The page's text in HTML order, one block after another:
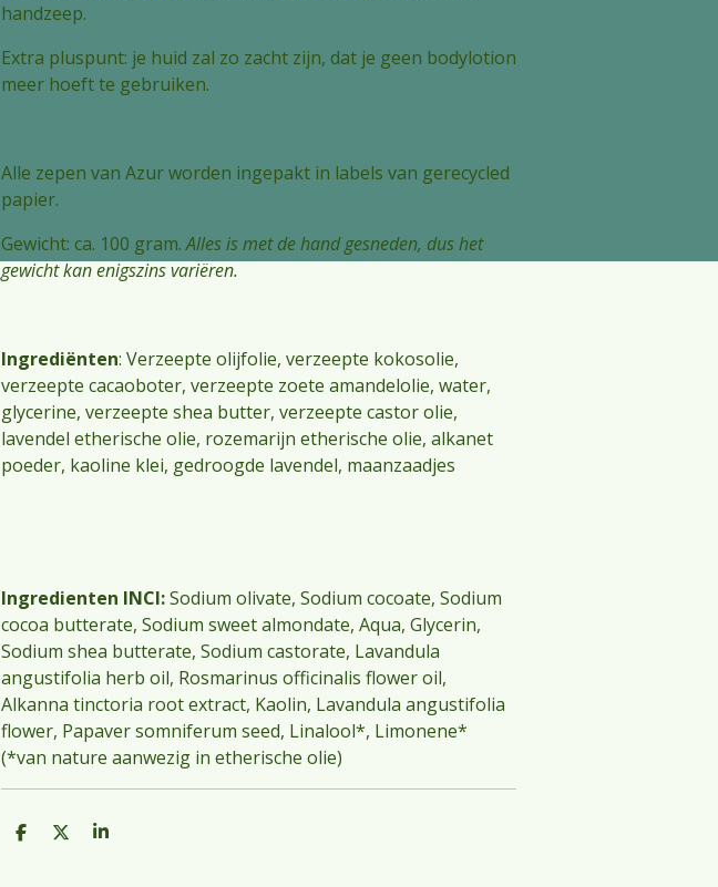
handzeep.
Extra pluspunt: je huid zal zo zacht zijn, dat je geen bodylotion
meer hoeft te gebruiken.
Alle zepen van Azur worden ingepakt in labels van gerecycled
papier.
Gewicht: ca. 100 gram. Alles is met de hand gesneden, dus het
gewicht kan enigszins variëren.
Ingrediënten: Verzeepte olijfolie, verzeepte kokosolie,
verzeepte cacaoboter, verzeepte zoete amandelolie, water,
glycerine, verzeepte shea butter, verzeepte castor olie,
lavendel etherische olie, rozemarijn etherische olie, alkanet
poeder, kaoline klei, gedroogde lavendel, maanzaadjes
Ingredienten INCI:Sodium olivate, Sodium cocoate, Sodium
cocoa butterate, Sodium sweet almondate, Aqua, Glycerin,
Sodium shea butterate, Sodium castorate, Lavandula
angustifolia herb oil, Rosmarinus officinalis flower oil,
Alkanna tinctoria root extract, Kaolin, Lavandula angustifolia
flower, Papaver somniferum seed, Linalool*, Limonene*
(*van nature aanwezig in etherische olie)
D
D
S